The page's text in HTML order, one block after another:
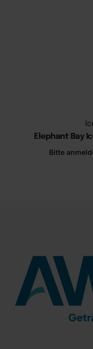
Elephant Bay
Bitte